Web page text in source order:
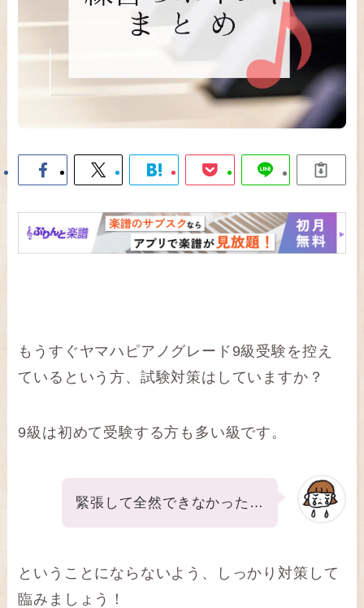
もうすぐヤマハピアノグレード9級受験を控え
ているという方、試験対策はしていますか？
9級は初めて受験する方も多い級です。
緊張して全然できなかった…
ということにならないよう、しっかり対策して
臨みましょう！